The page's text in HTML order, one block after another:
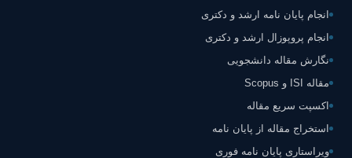
انجام پایان نامه ارشد و دکتری
انجام پروپوزال ارشد و دکتری
نگارش مقاله دانشجویی
مقاله ISI و Scopus
اکسپت سریع مقاله
استخراج مقاله از پایان نامه
ویراستاری پایان نامه فوری